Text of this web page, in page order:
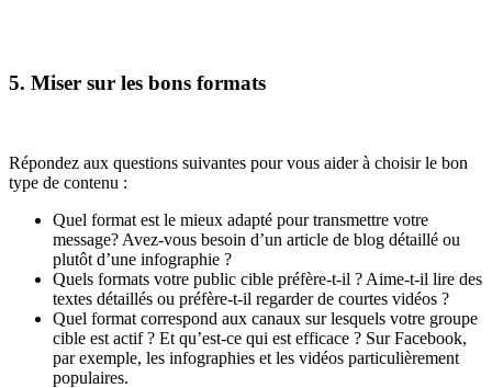
5. Miser sur les bons formats
Répondez aux questions suivantes pour vous aider à choisir le bon
type de contenu :
Quel format est le mieux adapté pour transmettre votre
message? Avez-vous besoin d’un article de blog détaillé ou
plutôt d’une infographie ?
Quels formats votre public cible préfère-t-il ? Aime-t-il lire des
textes détaillés ou préfère-t-il regarder de courtes vidéos ?
Quel format correspond aux canaux sur lesquels votre groupe
cible est actif ? Et qu’est-ce qui est efficace ? Sur Facebook,
par exemple, les infographies et les vidéos particulièrement
populaires.